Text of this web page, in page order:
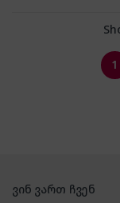
1
ვინ ვართ ჩვენ